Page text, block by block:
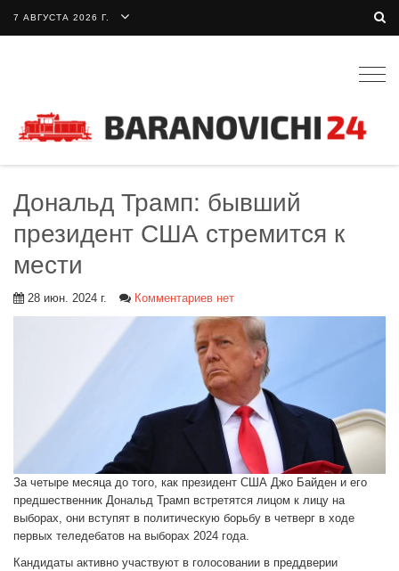
7 АВГУСТА 2026 Г.
Дональд Трамп: бывший
президент США стремится к
мести
28 июн. 2024 г. Комментариев нет
За четыре месяца до того, как президент США Джо Байден и его
предшественник Дональд Трамп встретятся лицом к лицу на
выборах, они вступят в политическую борьбу в четверг в ходе
первых теледебатов на выборах 2024 года.
Кандидаты активно участвуют в голосовании в преддверии